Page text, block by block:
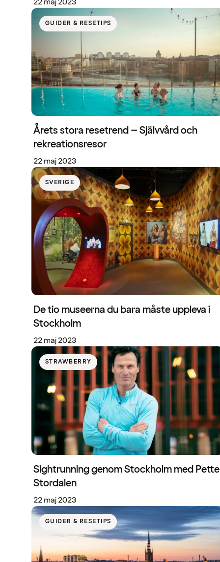
GUIDER & RESETIPS
Årets stora resetrend – Självvård och
rekreationsresor
22 maj 2023
SVERIGE
De tio museerna du bara måste uppleva i
Stockholm
22 maj 2023
STRAWBERRY
Sightrunning genom Stockholm med
Stordalen
22 maj 2023
GUIDER & RESETIPS